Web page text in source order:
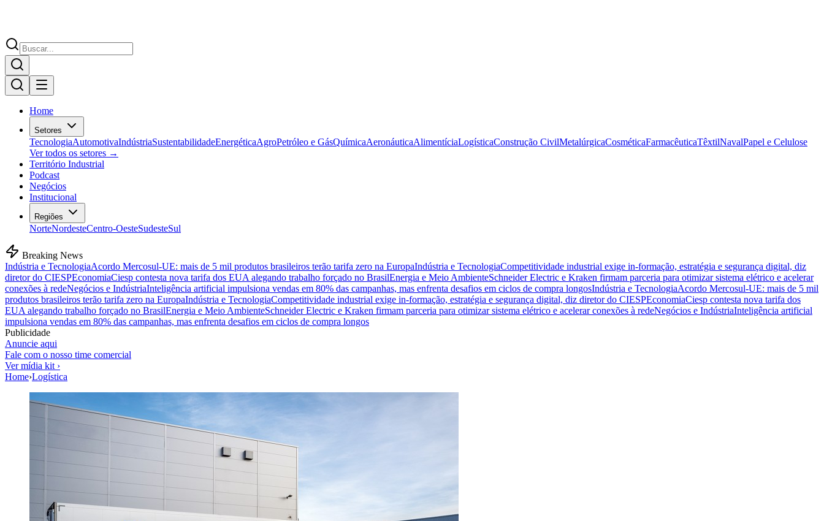
Home
Setores
TecnologiaAutomotivaIndústriaSustentabilidadeEnergéticaAgroPetróleo e GásQuímicaAeronáuticaAlimentíciaLogísticaConstrução CivilMetalúrgicaCosméticaFarmacêuticaTêxtilNavalPapel e Celulose
Ver todos os setores →
Território Industrial
Podcast
Negócios
Institucional
Regiões
NorteNordesteCentro-OesteSudesteSul
Breaking News
Indústria e TecnologiaAcordo Mercosul-UE: mais de 5 mil produtos brasileiros terão tarifa zero na EuropaIndústria e TecnologiaCompetitividade industrial exige in-formação, estratégia e segurança digital, diz
diretor do CIESPEconomiaCiesp contesta nova tarifa dos EUA alegando trabalho forçado no BrasilEnergia e Meio AmbienteSchneider Electric e Kraken firmam parceria para otimizar sistema elétrico e acelerar
conexões à redeNegócios e IndústriaInteligência artificial impulsiona vendas em 80% das campanhas, mas enfrenta desafios em ciclos de compra longosIndústria e TecnologiaAcordo Mercosul-UE: mais de 5 mil
produtos brasileiros terão tarifa zero na EuropaIndústria e TecnologiaCompetitividade industrial exige in-formação, estratégia e segurança digital, diz diretor do CIESPEconomiaCiesp contesta nova tarifa dos
EUA alegando trabalho forçado no BrasilEnergia e Meio AmbienteSchneider Electric e Kraken firmam parceria para otimizar sistema elétrico e acelerar conexões à redeNegócios e IndústriaInteligência artificial
impulsiona vendas em 80% das campanhas, mas enfrenta desafios em ciclos de compra longos
Publicidade
Anuncie aqui
Fale com o nosso time comercial
Ver mídia kit ›
Home›Logística